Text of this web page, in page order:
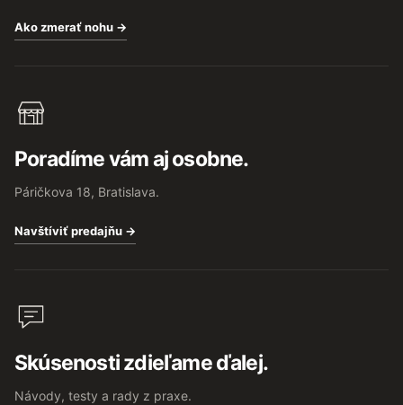
Ako zmerať nohu →
Poradíme vám aj osobne.
Páričkova 18, Bratislava.
Navštíviť predajňu →
Skúsenosti zdieľame ďalej.
Návody, testy a rady z praxe.